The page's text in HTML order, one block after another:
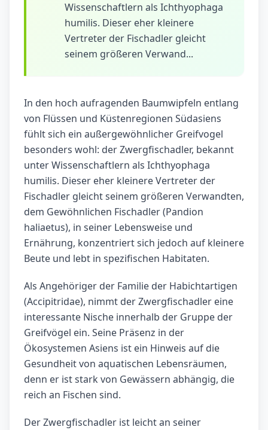
Wissenschaftlern als Ichthyophaga
humilis. Dieser eher kleinere
Vertreter der Fischadler gleicht
seinem größeren Verwand...
In den hoch aufragenden Baumwipfeln entlang
von Flüssen und Küstenregionen Südasiens
fühlt sich ein außergewöhnlicher Greifvogel
besonders wohl: der Zwergfischadler, bekannt
unter Wissenschaftlern als Ichthyophaga
humilis. Dieser eher kleinere Vertreter der
Fischadler gleicht seinem größeren Verwandten,
dem Gewöhnlichen Fischadler (Pandion
haliaetus), in seiner Lebensweise und
Ernährung, konzentriert sich jedoch auf kleinere
Beute und lebt in spezifischen Habitaten.
Als Angehöriger der Familie der Habichtartigen
(Accipitridae), nimmt der Zwergfischadler eine
interessante Nische innerhalb der Gruppe der
Greifvögel ein. Seine Präsenz in der
Ökosystemen Asiens ist ein Hinweis auf die
Gesundheit von aquatischen Lebensräumen,
denn er ist stark von Gewässern abhängig, die
reich an Fischen sind.
Der Zwergfischadler ist leicht an seiner